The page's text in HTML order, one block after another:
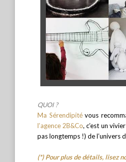
QUOI ?
Ma Sérendipitévous
l’agence 2B&Co, c’est un
pas longtemps !) de l’univers
(*) Pour plus de détails, lisez